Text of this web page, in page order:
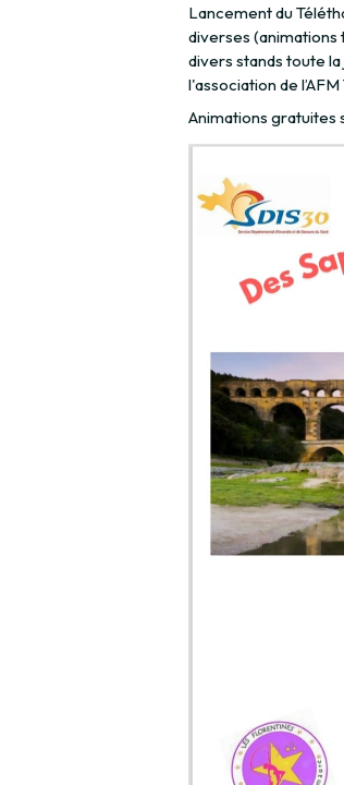
Lancement du
diverses
divers stands toute
l'association de
Animations gratuites